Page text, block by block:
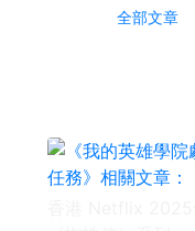
全部文章